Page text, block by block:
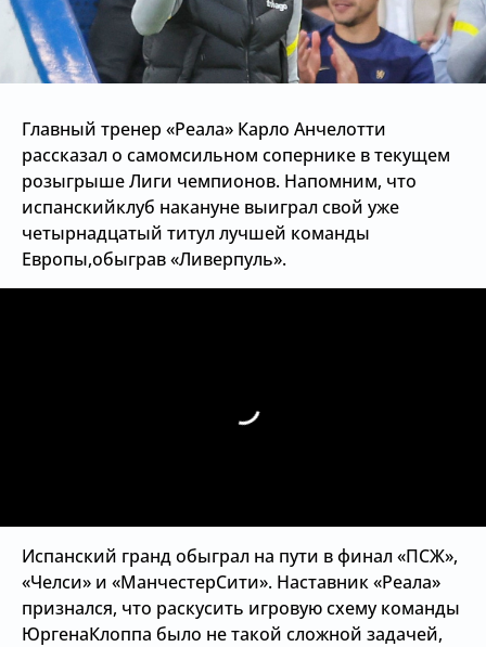
Главный тренер «Реала» Карло Анчелотти
рассказал о самомсильном сопернике в текущем
розыгрыше Лиги чемпионов. Напомним, что
испанскийклуб накануне выиграл свой уже
четырнадцатый титул лучшей команды
Европы,обыграв «Ливерпуль».
Испанский гранд обыграл на пути в финал «ПСЖ»,
«Челси» и «МанчестерСити». Наставник «Реала»
признался, что раскусить игровую схему команды
ЮргенаКлоппа было не такой сложной задачей,